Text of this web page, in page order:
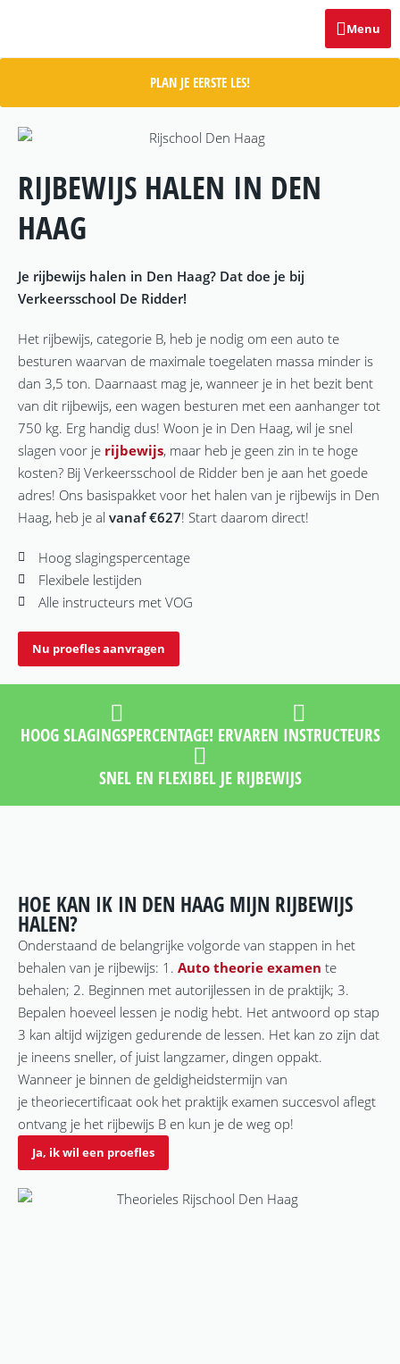
Menu
PLAN JE EERSTE LES!
RIJBEWIJS HALEN IN DEN
HAAG
Je rijbewijs halen in Den Haag? Dat doe je bij
Verkeersschool De Ridder!
Het rijbewijs, categorie B, heb je nodig om een auto te
besturen waarvan de maximale toegelaten massa minder is
dan 3,5 ton. Daarnaast mag je, wanneer je in het bezit bent
van dit rijbewijs, een wagen besturen met een aanhanger tot
750 kg. Erg handig dus! Woon je in Den Haag, wil je snel
slagen voor je rijbewijs, maar heb je geen zin in te hoge
kosten? Bij Verkeersschool de Ridder ben je aan het goede
adres! Ons basispakket voor het halen van je rijbewijs in Den
Haag, heb je al vanaf €627! Start daarom direct!
Hoog slagingspercentage
Flexibele lestijden
Alle instructeurs met VOG
Nu proefles aanvragen
HOOG SLAGINGSPERCENTAGE! ERVAREN INSTRUCTEURS
SNEL EN FLEXIBEL JE RIJBEWIJS
HOE KAN IK IN DEN HAAG MIJN RIJBEWIJS
HALEN?
Onderstaand de belangrijke volgorde van stappen in het
behalen van je rijbewijs: 1. Auto theorie examen te
behalen; 2. Beginnen met autorijlessen in de praktijk; 3.
Bepalen hoeveel lessen je nodig hebt. Het antwoord op stap
3 kan altijd wijzigen gedurende de lessen. Het kan zo zijn dat
je ineens sneller, of juist langzamer, dingen oppakt.
Wanneer je binnen de geldigheidstermijn van
je theoriecertificaat ook het praktijk examen succesvol aflegt
ontvang je het rijbewijs B en kun je de weg op!
Ja, ik wil een proefles